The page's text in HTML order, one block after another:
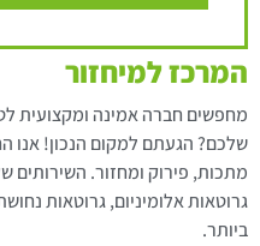
המרכז למיחזור
מחפשים חברה אמינה ומקצועית
שלכם? הגעתם למקום הנכון! אנו
מתכות, פירוק ומחזור. השירותים
גרוטאות אלומיניום, גרוטאות
ביותר.